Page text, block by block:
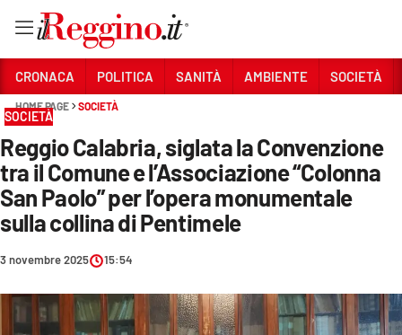
Sezioni
CRONACA
POLITICA
SANITÀ
AMBIENTE
SOCIETÀ
CRONACA POLITICA SANITÀ AMBIENTE SOCIETÀ
HOME PAGE SOCIETÀ
SOCIETÀ
Reggio Calabria, siglata la Convenzione
tra il Comune e l’Associazione “Colonna
San Paolo” per l’opera monumentale
sulla collina di Pentimele
3 novembre 2025 15:54